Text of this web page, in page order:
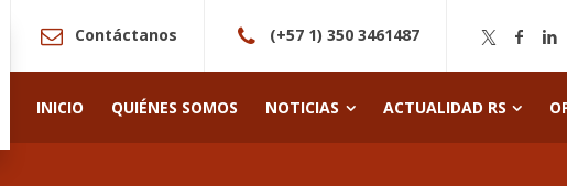
Contáctanos (+57 1) 350 3461487
INICIO QUIÉNES SOMOS NOTICIAS ACTUALIDAD RS